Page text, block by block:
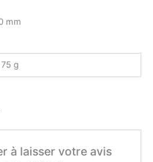
mm
75 g
à laisser votre avis